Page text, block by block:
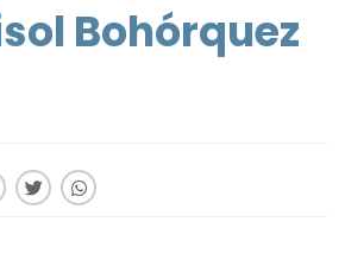
Bohórquez